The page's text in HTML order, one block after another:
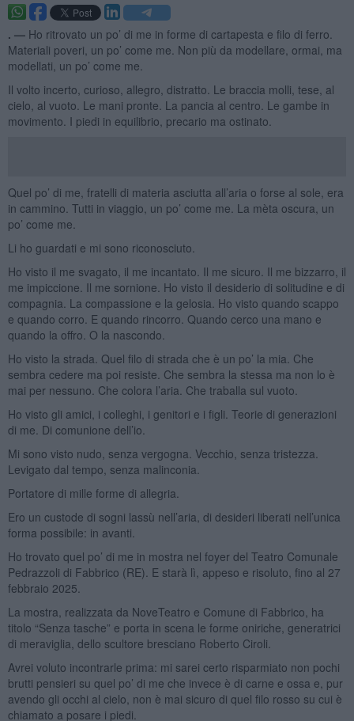
. — Ho ritrovato un po’ di me in forme di cartapesta e filo di ferro.
Materiali poveri, un po’ come me. Non più da modellare, ormai, ma
modellati, un po’ come me.
Il volto incerto, curioso, allegro, distratto. Le braccia molli, tese, al
cielo, al vuoto. Le mani pronte. La pancia al centro. Le gambe in
movimento. I piedi in equilibrio, precario ma ostinato.
Quel po’ di me, fratelli di materia asciutta all’aria o forse al sole, era
in cammino. Tutti in viaggio, un po’ come me. La mèta oscura, un
po’ come me.
Li ho guardati e mi sono riconosciuto.
Ho visto il me svagato, il me incantato. Il me sicuro. Il me bizzarro, il
me impiccione. Il me sornione. Ho visto il desiderio di solitudine e di
compagnia. La compassione e la gelosia. Ho visto quando scappo
e quando corro. E quando rincorro. Quando cerco una mano e
quando la offro. O la nascondo.
Ho visto la strada. Quel filo di strada che è un po’ la mia. Che
sembra cedere ma poi resiste. Che sembra la stessa ma non lo è
mai per nessuno. Che colora l’aria. Che traballa sul vuoto.
Ho visto gli amici, i colleghi, i genitori e i figli. Teorie di generazioni
di me. Di comunione dell’io.
Mi sono visto nudo, senza vergogna. Vecchio, senza tristezza.
Levigato dal tempo, senza malinconia.
Portatore di mille forme di allegria.
Ero un custode di sogni lassù nell’aria, di desideri liberati nell’unica
forma possibile: in avanti.
Ho trovato quel po’ di me in mostra nel foyer del Teatro Comunale
Pedrazzoli di Fabbrico (RE). E starà lì, appeso e risoluto, fino al 27
febbraio 2025.
La mostra, realizzata da NoveTeatro e Comune di Fabbrico, ha
titolo “Senza tasche” e porta in scena le forme oniriche, generatrici
di meraviglia, dello scultore bresciano Roberto Ciroli.
Avrei voluto incontrarle prima: mi sarei certo risparmiato non pochi
brutti pensieri su quel po’ di me che invece è di carne e ossa e, pur
avendo gli occhi al cielo, non è mai sicuro di quel filo rosso su cui è
chiamato a posare i piedi.